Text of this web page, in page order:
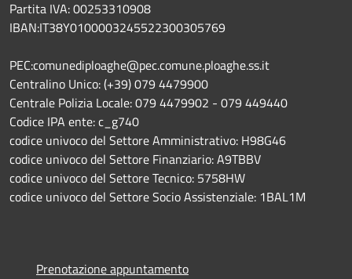
Partita IVA: 00253310908
IBAN:IT38Y0100003245522300305769
PEC:comunediploaghe@pec.comune.ploaghe.ss.it
Centralino Unico: (+39) 079 4479900
Centrale Polizia Locale: 079 4479902 - 079 449440
Codice IPA ente: c_g740
codice univoco del Settore Amministrativo: H98G46
codice univoco del Settore Finanziario: A9TBBV
codice univoco del Settore Tecnico: 5758HW
codice univoco del Settore Socio Assistenziale: 1BAL1M
Prenotazione appuntamento